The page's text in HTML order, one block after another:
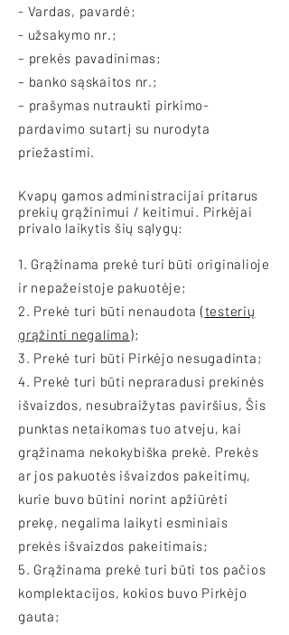
- Vardas, pavardė;
- užsakymo nr.;
– prekės pavadinimas;
– banko sąskaitos nr.;
– prašymas nutraukti pirkimo-
pardavimo sutartį su nurodyta
priežastimi.
Kvapų gamos administracijai pritarus
prekių grąžinimui / keitimui. Pirkėjai
privalo laikytis šių sąlygų:
1. Grąžinama prekė turi būti originalioje
ir nepažeistoje pakuotėje;
2. Prekė turi būti nenaudota (testerių
grąžinti negalima);
3. Prekė turi būti Pirkėjo nesugadinta;
4. Prekė turi būti nepraradusi prekinės
išvaizdos, nesubraižytas paviršius, Šis
punktas netaikomas tuo atveju, kai
grąžinama nekokybiška prekė. Prekės
ar jos pakuotės išvaizdos pakeitimų,
kurie buvo būtini norint apžiūrėti
prekę, negalima laikyti esminiais
prekės išvaizdos pakeitimais;
5. Grąžinama prekė turi būti tos pačios
komplektacijos, kokios buvo Pirkėjo
gauta;